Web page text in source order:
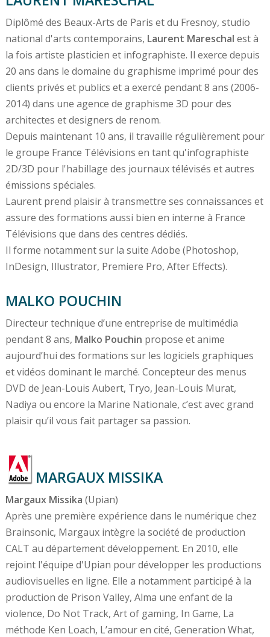
Diplômé des Beaux-Arts de Paris et du Fresnoy, studio
national d'arts contemporains, Laurent Mareschal est à
la fois artiste plasticien et infographiste. Il exerce depuis
20 ans dans le domaine du graphisme imprimé pour des
clients privés et publics et a exercé pendant 8 ans (2006-
2014) dans une agence de graphisme 3D pour des
architectes et designers de renom.
Depuis maintenant 10 ans, il travaille régulièrement pour
le groupe France Télévisions en tant qu'infographiste
2D/3D pour l'habillage des journaux télévisés et autres
émissions spéciales.
Laurent prend plaisir à transmettre ses connaissances et
assure des formations aussi bien en interne à France
Télévisions que dans des centres dédiés.
Il forme notamment sur la suite Adobe (Photoshop,
InDesign, Illustrator, Premiere Pro, After Effects).
MALKO POUCHIN
Directeur technique d’une entreprise de multimédia
pendant 8 ans, Malko Pouchin propose et anime
aujourd’hui des formations sur les logiciels graphiques
et vidéos dominant le marché. Concepteur des menus
DVD de Jean-Louis Aubert, Tryo, Jean-Louis Murat,
Nadiya ou encore la Marine Nationale, c’est avec grand
plaisir qu’il vous fait partager sa passion.
MARGAUX MISSIKA
Margaux Missika (Upian)
Après une première expérience dans le numérique chez
Brainsonic, Margaux intègre la société de production
CALT au département développement. En 2010, elle
rejoint l'équipe d'Upian pour développer les productions
audiovisuelles en ligne. Elle a notamment participé à la
production de Prison Valley, Alma une enfant de la
violence, Do Not Track, Art of gaming, In Game, La
méthode Ken Loach, L’amour en cité, Generation What,